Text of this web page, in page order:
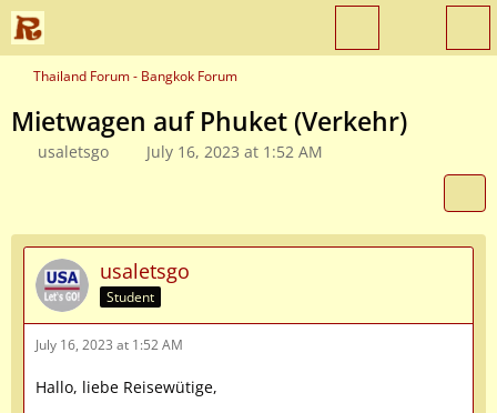
Thailand Forum - Bangkok Forum
Mietwagen auf Phuket (Verkehr)
usaletsgo July 16, 2023 at 1:52 AM
usaletsgo
Student
July 16, 2023 at 1:52 AM
Hallo, liebe Reisewütige,